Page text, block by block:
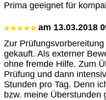
Prima geeignet für
am 13.03.2018
Zur
gekauft. Als externer
ohne fremde Hilfe. Zum
Prüfung und dann
Stunden pro Tag. Denn
bzw. meine Überstunden